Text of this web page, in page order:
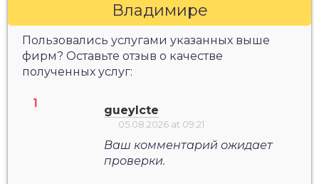
Владимире
Пользовались услугами указанных выше
фирм? Оставьте отзыв о качестве
полученных услуг:
gueylcte
05.08.2026 at 09:21
Ваш комментарий ожидает
проверки.